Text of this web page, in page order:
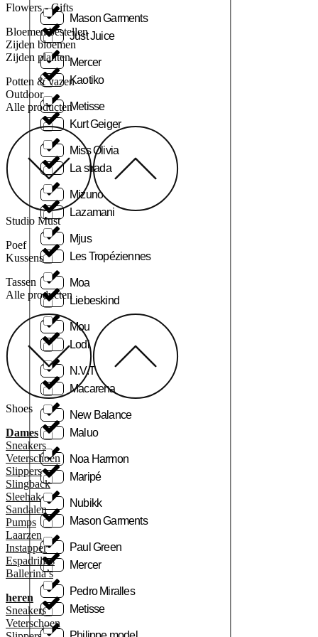
Mason Garments
Mercer
Metisse
Miss Olivia
Mizuno
Mjus
Moa
Mou
N.V.T
New Balance
Noa Harmon
Nubikk
Paul Green
Pedro Miralles
Just Juice
Kaotiko
Kurt Geiger
La strada
Lazamani
Les Tropéziennes
Liebeskind
Lodi
Macarena
Maluo
Maripé
Mason Garments
Mercer
Metisse
Flowers - Gifts
Bloemen bestellen
Zijden bloemen
Zijden planten
Potten & vazen
Outdoor
Alle producten
Studio Must
Poef
Kussens
Tassen
Alle producten
Shoes
Dames
Sneakers
Veterschoen
Slippers
Slingback
Sleehak
Sandalen
Pumps
Laarzen
Instapper
Espadrilles
Ballerina’s
heren
Sneakers
Veterschoen